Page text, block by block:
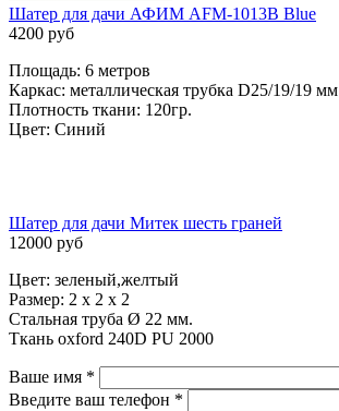
Шатер для дачи АФИМ AFM-1013B Blue
4200 руб
Площадь: 6 метров
Каркас: металлическая трубка D25/19/19 мм
Плотность ткани: 120гр.
Цвет: Синий
Шатер для дачи Митек шесть граней
12000 руб
Цвет: зеленый,желтый
Размер: 2 х 2 х 2
Стальная труба Ø 22 мм.
Ткань oxford 240D PU 2000
Ваше имя *
Введите ваш телефон *